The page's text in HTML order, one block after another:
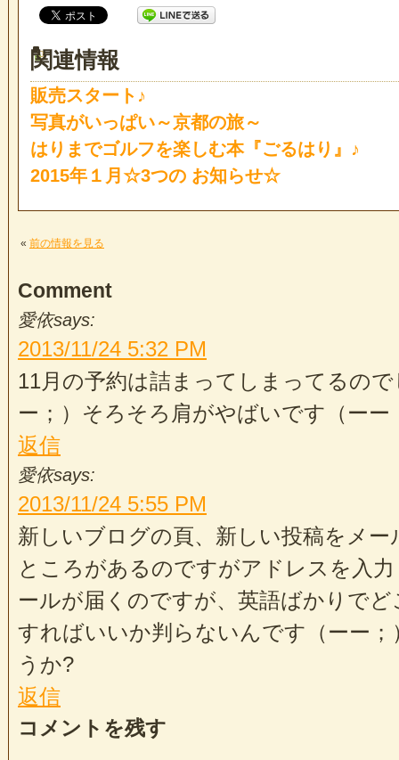
関連情報
販売スタート♪
写真がいっぱい～京都の旅～
はりまでゴルフを楽しむ本『ごるはり』♪
2015年１月☆3つの お知らせ☆
« 前の情報を見る
Comment
愛依says:
2013/11/24 5:32 PM
11月の予約は詰まってしまってるの
ー；）そろそろ肩がやばいです（ーー
返信
愛依says:
2013/11/24 5:55 PM
新しいブログの頁、新しい投稿をメ
ところがあるのですがアドレスを入
ールが届くのですが、英語ばかりで
すればいいか判らないんです（ーー
うか?
返信
コメントを残す